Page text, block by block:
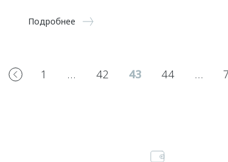
Подробнее
1 … 42 43 44 …